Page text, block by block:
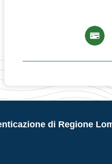
di Regione